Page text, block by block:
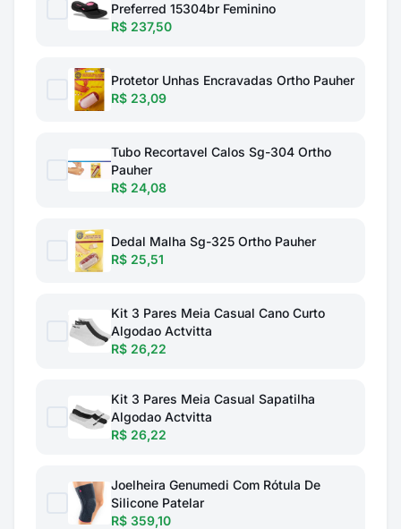
Preferred 15304br Feminino
R$ 237,50
Protetor Unhas Encravadas Ortho Pauher
R$ 23,09
Tubo Recortavel Calos Sg-304 Ortho
Pauher
R$ 24,08
Dedal Malha Sg-325 Ortho Pauher
R$ 25,51
Kit 3 Pares Meia Casual Cano Curto
Algodao Actvitta
R$ 26,22
Kit 3 Pares Meia Casual Sapatilha
Algodao Actvitta
R$ 26,22
Joelheira Genumedi Com Rótula De
Silicone Patelar
R$ 359,10